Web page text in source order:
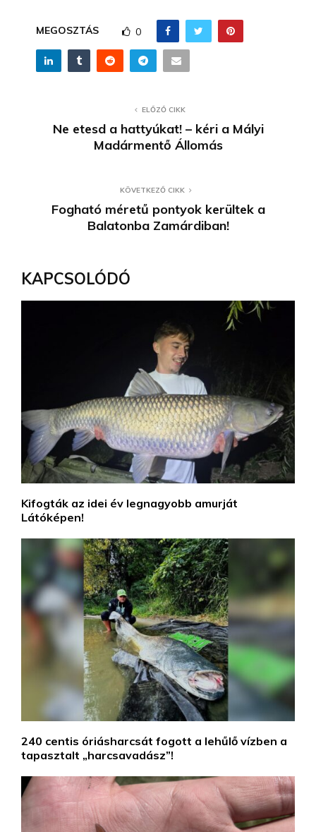
MEGOSZTÁS 0
ELŐZŐ CIKK
Ne etesd a hattyúkat! – kéri a Mályi
Madármentő Állomás
KÖVETKEZŐ CIKK
Fogható méretű pontyok kerültek a
Balatonba Zamárdiban!
KAPCSOLÓDÓ
Kifogták az idei év legnagyobb amurját
Látóképen!
240 centis óriásharcsát fogott a lehűlő vízben a
tapasztalt „harcsavadász”!